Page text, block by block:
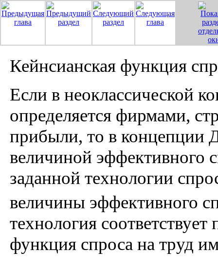
Кейнсианская функция
Если в неоклассической
определяется фирмами,
прибыли, то в концепции
величиной эффективного
заданной технологии
величины эффективного
технология
функция спроса на труд